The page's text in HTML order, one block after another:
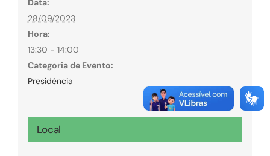
Data:
28/09/2023
Hora:
13:30 - 14:00
Categoria de Evento:
Presidência
Local